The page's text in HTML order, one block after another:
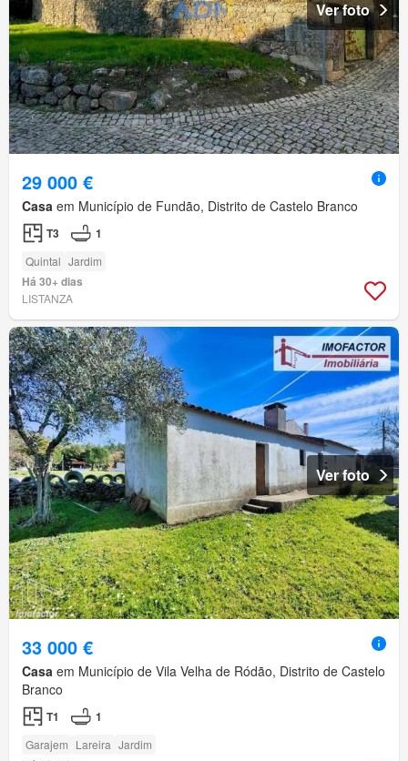
Ver foto
29 000 €
Casa em Município de Fundão, Distrito de Castelo Branco
T3 1
Quintal Jardim
Há 30+ dias
LISTANZA
Ver foto
33 000 €
Casa em Município de Vila Velha de Ródão, Distrito de Castelo
Branco
T1 1
Garajem Lareira Jardim